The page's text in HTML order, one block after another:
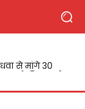
से मांगे 30सेनानियों